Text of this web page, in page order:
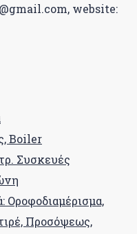
website:
Boiler
Συσκευές
Οροφοδιαμέρισμα,
Προσόψεως,